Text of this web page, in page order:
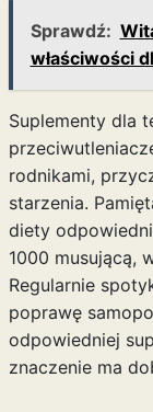
Sprawdź:
właściwości
Suplementy dla
rodnikami,
starzenia.
diety
1000 musującą,
Regularnie
poprawę
odpowiedniej
znaczenie ma